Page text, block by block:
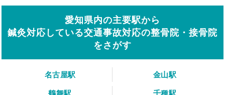
愛知県内の主要駅から
鍼灸対応している交通事故対応の整骨院・接骨院
をさがす
名古屋駅
金山駅
鶴舞駅
千種駅